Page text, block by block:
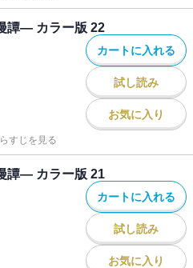
譚― カラー版 22
カートに入れる
試し読み
お気に入り
すじを見る
譚― カラー版 21
カートに入れる
試し読み
お気に入り